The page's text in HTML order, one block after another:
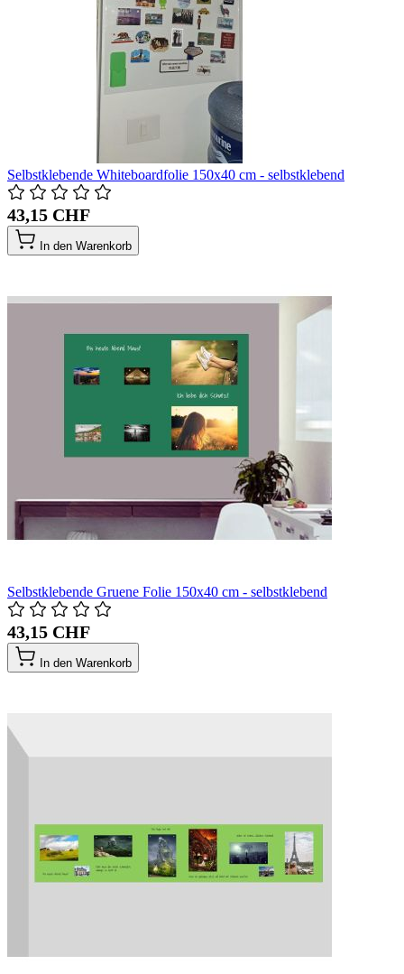
Selbstklebende Whiteboardfolie 150x40 cm - selbstklebend
43,15 CHF
In den Warenkorb
Selbstklebende Gruene Folie 150x40 cm - selbstklebend
43,15 CHF
In den Warenkorb